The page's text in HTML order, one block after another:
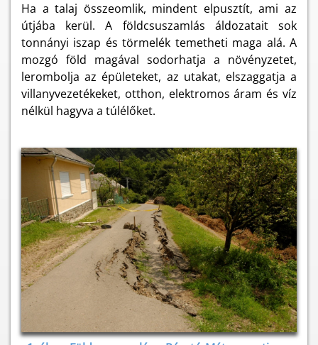
Ha a talaj összeomlik, mindent elpusztít, ami az
útjába kerül. A földcsuszamlás áldozatait sok
tonnányi iszap és törmelék temetheti maga alá. A
mozgó föld magával sodorhatja a növényzetet,
lerombolja az épületeket, az utakat, elszaggatja a
villanyvezetékeket, otthon, elektromos áram és víz
nélkül hagyva a túlélőket.